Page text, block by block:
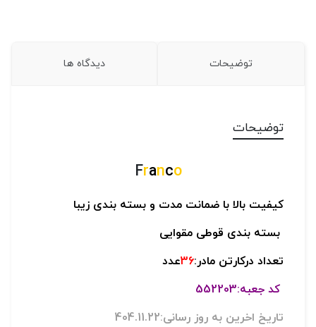
توضیحات دیدگاه ها
توضیحات
Franco
کیفیت بالا با ضمانت مدت و بسته بندی زیبا
بسته بندی قوطی مقوایی
تعداد درکارتن مادر:36عدد
کد جعبه:552203
تاریخ اخرین به روز رسانی:404.11.22